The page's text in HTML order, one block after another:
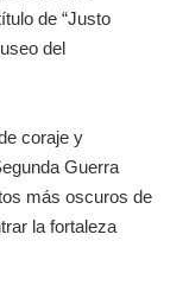
de “Justo
del
coraje y
Guerra
más oscuros de
la fortaleza